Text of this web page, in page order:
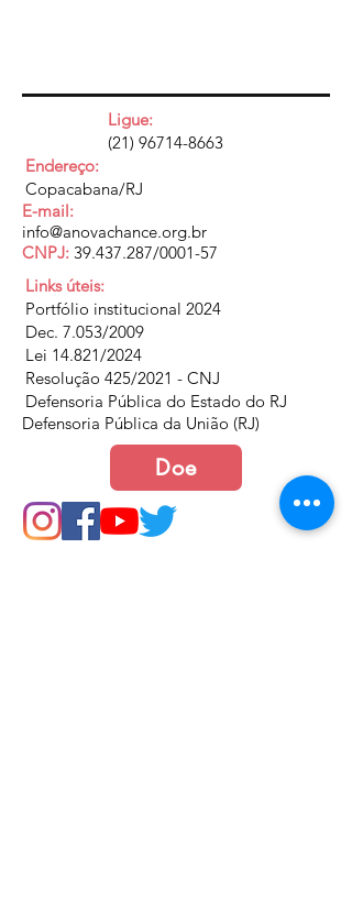
Ligue:
(21) 96714-8663
Endereço:
Copacabana/RJ
E-mail:
info@anovachance.org.br
CNPJ: 39.437.287/0001-57
Links úteis:
Portfólio institucional 2024
Dec. 7.053/2009
Lei 14.821/2024
Resolução 425/2021 - CNJ
Defensoria Pública do Estado do RJ
Defensoria Pública da União (RJ)
Doe